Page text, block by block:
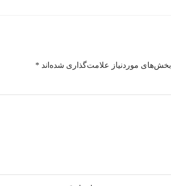
بخش‌های موردنیاز علامت‌گذاری شده‌اند *